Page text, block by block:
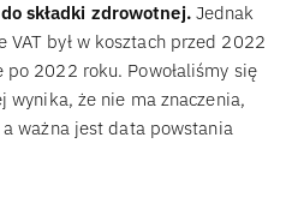
składki zdrowotnej. Jednak
był w kosztach przed 2022
2022 roku. Powołaliśmy się
wynika, że nie ma znaczenia,
ważna jest data powstania